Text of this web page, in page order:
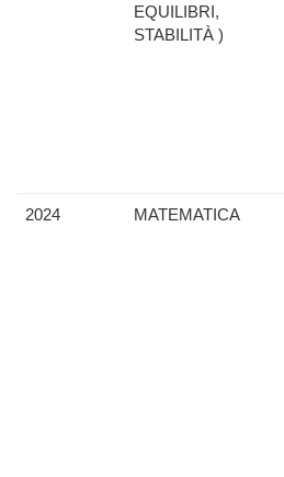
EQUILIBRI,
STABILITÀ )
2024 MATEMATICA